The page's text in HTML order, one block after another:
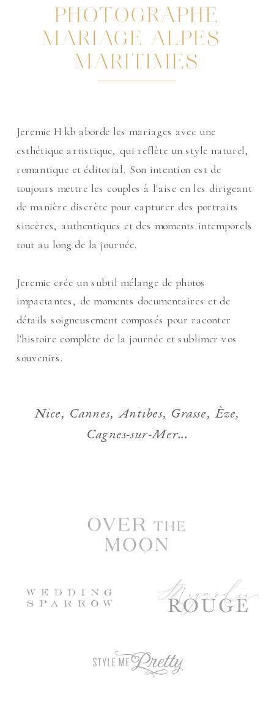
Nice, Cannes, Antibes, Grasse, Èze,
Cagnes-sur-Mer...
Jeremie Hkb aborde les mariages avec une
esthétique artistique, qui reflète un style naturel,
romantique et éditorial. Son intention est de
toujours mettre les couples à l'aise en les dirigeant
de manière discrète pour capturer des portraits
sincères, authentiques et des moments intemporels
tout au long de la journée.
Jeremie crée un subtil mélange de photos
impactantes, de moments documentaires et de
détails soigneusement composés pour raconter
l'histoire complète de la journée et sublimer vos
souvenirs.
PHOTOGRAPHE
MARIAGE ALPES-
MARITIMES